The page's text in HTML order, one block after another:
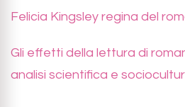
Felicia Kingsley regina del
Gli effetti della lettura di
analisi scientifica e